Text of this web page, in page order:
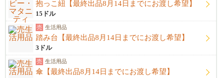
抱っこ紐【最終出品8月14日までにお渡し希望】
15ドル
売 生活用品
踏み台【最終出品8月14日までにお渡し希望】
3ドル
売 生活用品
傘【最終出品8月14日までにお渡し希望】